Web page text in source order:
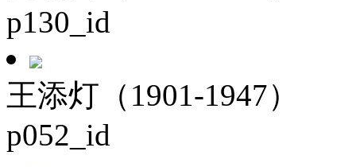
p130_id
王添灯（1901-1947）
p052_id